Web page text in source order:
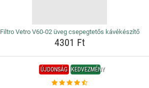
Filtro Vetro V60-02 üveg csepegtetős kávékészítő
4301 Ft
ÚJDONSÁG KEDVEZMÉNY